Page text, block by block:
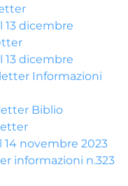
13 dicembre
13 dicembre
Informazioni
Biblio
novembre 2023
informazioni n.323